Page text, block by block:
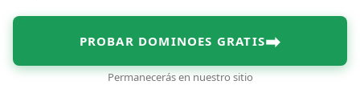
PROBAR DOMINOES GRATIS➡
Permanecerás en nuestro sitio